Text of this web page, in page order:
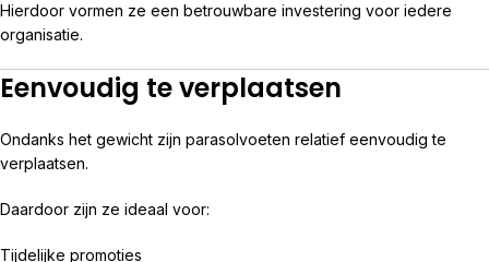
Hierdoor vormen ze een betrouwbare investering voor iedere
organisatie.
Eenvoudig te verplaatsen
Ondanks het gewicht zijn parasolvoeten relatief eenvoudig te
verplaatsen.
Daardoor zijn ze ideaal voor:
Tijdelijke promoties